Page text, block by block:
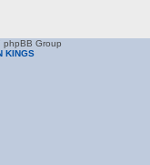
Group
KINGS